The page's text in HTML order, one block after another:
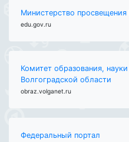
Министерство
edu.gov.ru
Комитет образования,
Волгоградской области
obraz.volganet.ru
Федеральный портал